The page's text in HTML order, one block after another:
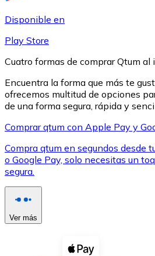
XRP
XRP
Ver todo
Disponible en
Play Store
Cuatro formas de comprar Qtum al
Encuentra la forma que más te
ofrecemos multitud de opciones
de una forma segura, rápida y
Comprar qtum con Apple Pay y
Compra qtum en segundos desde
o Google Pay, solo necesitas un
segura.
Ver más